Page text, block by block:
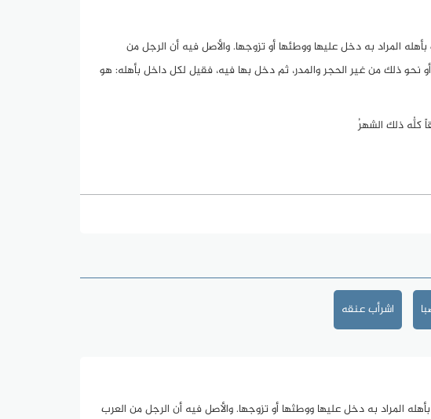
المراد به دخل عليها ووطئها أو تزوجها. والأصل فيه أن الرجل من
أو نحو ذلك من غير الحجر والمدر، ثم دخل بها فيه، فقيل لكل داخل بأهله: هو
كلُّه ذلك الشهرُ
اشرأب عنقه
المراد به دخل عليها ووطثها أو تزوجها. والأصل فيه أن الرجل من العرب